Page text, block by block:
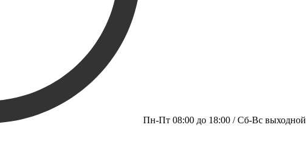
Пн-Пт 08:00 до 18:00 / Сб-Вс выходной